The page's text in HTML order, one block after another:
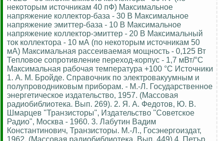
некоторым источникам 40 пФ) Максимальное
напряжение коллектор-база - 30 В Максимальное
напряжение эмиттер-база - 10 В Максимальное
напряжение коллектор-эмиттер - 20 В Максимальный
ток коллектора - 10 мА (по некоторым источникам 50
мА) Максимальная рассеиваемая мощность - 0,125 Вт
Тепловое сопротивление переход-корпус - 1,7 мВт/°С
Максимальная рабочая температура +100 °С Источники
1. А. М. Бройде. Справочник по электровакуумным и
полупроводниковым приборам. - М.-Л. Государственное
энергетическое издательство, 1957. (Массовая
радиобиблиотека. Вып. 269). 2. Я. А. Федотов, Ю. В.
Шмарцев "Транзисторы", Издательство "Советское
Радио", Москва - 1960. 3. Лабутин Вадим
Константинович, Транзисторы. М.-Л., Госэнергоиздат,
1962. (Массовая радиобиблиотека. Вып. 449) 4. Петър